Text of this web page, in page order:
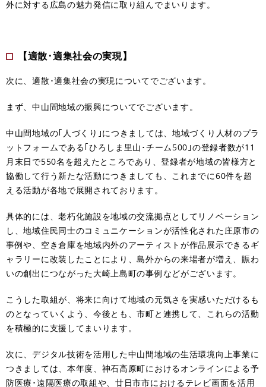
外に対する広島の魅力発信に取り組んでまいります。
【適散･適集社会の実現】
次に、適散･適集社会の実現についてでございます。
まず、中山間地域の振興についてでございます。
中山間地域の｢人づくり｣につきましては、地域づくり人材のプラ
ットフォームである｢ひろしま里山･チーム500｣の登録者数が11
月末日で550名を超えたところであり、登録者が地域の皆様方と
協働して行う新たな活動につきましても、これまでに60件を超
える活動が各地で展開されております。
具体的には、老朽化施設を地域の交流拠点としてリノベーション
し、地域住民同士のコミュニケーションが活性化された庄原市の
事例や、空き倉庫を地域内外のアーティストが作品展示できるギ
ャラリーに改装したことにより、島外からの来場者が増え、賑わ
いの創出につながった大崎上島町の事例などがございます。
こうした取組が、将来に向けて地域の元気さを実感いただけるも
のとなっていくよう、今後とも、市町と連携して、これらの活動
を積極的に支援してまいります。
次に、デジタル技術を活用した中山間地域の生活環境向上事業に
つきましては、本年度、神石高原町におけるオンラインによる予
防医療･遠隔医療の取組や、廿日市市におけるテレビ画面を活用